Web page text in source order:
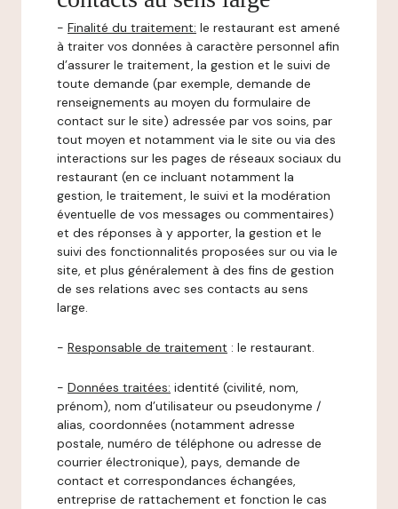
- Finalité du traitement: le restaurant est amené
à traiter vos données à caractère personnel afin
d’assurer le traitement, la gestion et le suivi de
toute demande (par exemple, demande de
renseignements au moyen du formulaire de
contact sur le site) adressée par vos soins, par
tout moyen et notamment via le site ou via des
interactions sur les pages de réseaux sociaux du
restaurant (en ce incluant notamment la
gestion, le traitement, le suivi et la modération
éventuelle de vos messages ou commentaires)
et des réponses à y apporter, la gestion et le
suivi des fonctionnalités proposées sur ou via le
site, et plus généralement à des fins de gestion
de ses relations avec ses contacts au sens
large.
- Responsable de traitement : le restaurant.
- Données traitées: identité (civilité, nom,
prénom), nom d’utilisateur ou pseudonyme /
alias, coordonnées (notamment adresse
postale, numéro de téléphone ou adresse de
courrier électronique), pays, demande de
contact et correspondances échangées,
entreprise de rattachement et fonction le cas